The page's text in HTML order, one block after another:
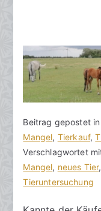
V
o
n
h
o
B
e
i
t
r
Beitrag gepostet in
Mangel, Tierkauf,
Verschlagwortet
Mangel, neues Tier,
Tieruntersuchung
K
e
i
n
e